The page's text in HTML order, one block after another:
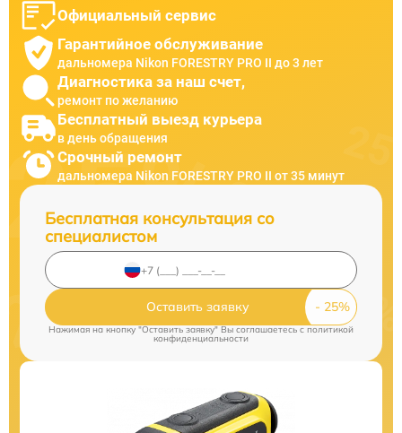
Официальный сервис
Гарантийное обслуживание
дальномера Nikon FORESTRY PRO II до 3 лет
Диагностика за наш счет,
ремонт по желанию
Бесплатный выезд курьера
в день обращения
Срочный ремонт
дальномера Nikon FORESTRY PRO II от 35 минут
Бесплатная консультация со
специалистом
Оставить заявку
Нажимая на кнопку "Оставить заявку" Вы соглашаетесь cполитикой
конфиденциальности